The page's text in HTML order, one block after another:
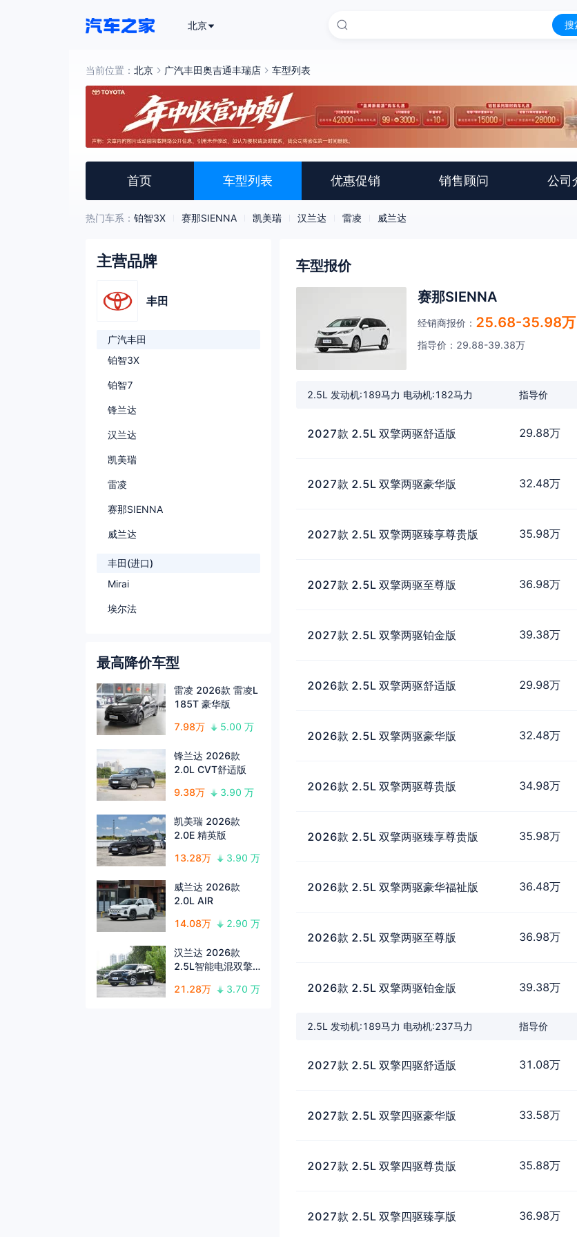
北京 搜
当前位置： 北京 广汽丰田奥吉通丰瑞店 车型列表
首页 车型列表 优惠促销 销售顾问 公司
热门车系： 铂智3X 赛那SIENNA 凯美瑞 汉兰达 雷凌 威兰达
主营品牌
丰田
广汽丰田
铂智3X
铂智7
锋兰达
汉兰达
凯美瑞
雷凌
赛那SIENNA
威兰达
丰田(进口)
Mirai
埃尔法
最高降价车型
雷凌 2026款 雷凌L
185T 豪华版
7.98万
5.00 万
锋兰达 2026款
2.0L CVT舒适版
9.38万
3.90 万
凯美瑞 2026款
2.0E 精英版
13.28万
3.90 万
威兰达 2026款
2.0L AIR
14.08万
2.90 万
汉兰达 2026款
2.5L智能电混双擎
21.28万 3.70 万
车型报价
赛那SIENNA
经销商报价： 25.68-35.98万
指导价：29.88-39.38万
2.5L 发动机:189马力 电动机:182马力 指导价
2027款 2.5L 双擎两驱舒适版 29.88万
2027款 2.5L 双擎两驱豪华版 32.48万
2027款 2.5L 双擎两驱臻享尊贵版 35.98万
2027款 2.5L 双擎两驱至尊版 36.98万
2027款 2.5L 双擎两驱铂金版 39.38万
2026款 2.5L 双擎两驱舒适版 29.98万
2026款 2.5L 双擎两驱豪华版 32.48万
2026款 2.5L 双擎两驱尊贵版 34.98万
2026款 2.5L 双擎两驱臻享尊贵版 35.98万
2026款 2.5L 双擎两驱豪华福祉版 36.48万
2026款 2.5L 双擎两驱至尊版 36.98万
2026款 2.5L 双擎两驱铂金版 39.38万
2.5L 发动机:189马力 电动机:237马力 指导价
2027款 2.5L 双擎四驱舒适版 31.08万
2027款 2.5L 双擎四驱豪华版 33.58万
2027款 2.5L 双擎四驱尊贵版 35.88万
2027款 2.5L 双擎四驱臻享版 36.98万